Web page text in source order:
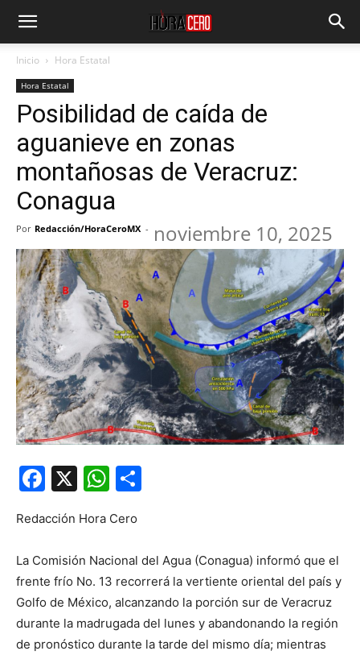
Inicio Hora Estatal
Hora Estatal
Posibilidad de caída de
aguanieve en zonas
montañosas de Veracruz:
Conagua
Por Redacción/HoraCeroMX - noviembre 10, 2025
Facebook
X WhatsApp
Redacción Hora Cero
La Comisión Nacional del Agua (Conagua) informó que el
frente frío No. 13 recorrerá la vertiente oriental del país y
Golfo de México, alcanzando la porción sur de Veracruz
durante la madrugada del lunes y abandonando la región
de pronóstico durante la tarde del mismo día; mientras